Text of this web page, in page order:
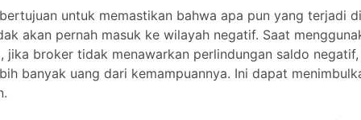
Google Pay, Multibanko,
PayPal, Skrill, Sofort, Trustly,
ApplePay, Bank Transfer,
bahwa Anda tidak kehilangan lebih banyak uang daripada
Anda.
yang ditawarkan oleh Capital.com